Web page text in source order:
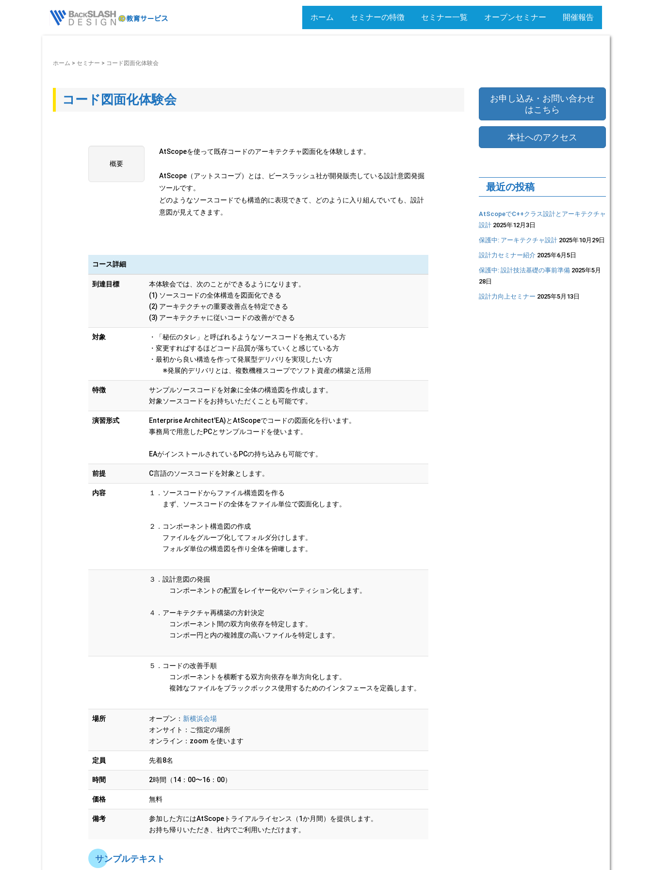
ホーム セミナーの特徴 セミナー一覧 オープンセミナー 開催報告
ホーム > セミナー > コード図面化体験会
コード図面化体験会
概要
AtScopeを使って既存コードのアーキテクチャ図面化を体験します。
AtScope（アットスコープ）とは、ビースラッシュ社が開発販売している設計意図発掘
ツールです。
どのようなソースコードでも構造的に表現できて、どのように入り組んでいても、設計
意図が見えてきます。
コース詳細
到達目標
本体験会では、次のことができるようになります。
(1) ソースコードの全体構造を図面化できる
(2) アーキテクチャの重要改善点を特定できる
(3) アーキテクチャに従いコードの改善ができる
対象
・「秘伝のタレ」と呼ばれるようなソースコードを抱えている方
・変更すればするほどコード品質が落ちていくと感じている方
・最初から良い構造を作って発展型デリバリを実現したい方
※発展的デリバリとは、複数機種スコープでソフト資産の構築と活用
特徴
サンプルソースコードを対象に全体の構造図を作成します。
対象ソースコードをお持ちいただくことも可能です。
演習形式
Enterprise Architect'EA)とAtScopeでコードの図面化を行います。
事務局で用意したPCとサンプルコードを使います。
EAがインストールされているPCの持ち込みも可能です。
前提 C言語のソースコードを対象とします。
内容
１．ソースコードからファイル構造図を作る
まず、ソースコードの全体をファイル単位で図面化します。
２．コンポーネント構造図の作成
ファイルをグループ化してフォルダ分けします。
フォルダ単位の構造図を作り全体を俯瞰します。
３．設計意図の発掘
コンポーネントの配置をレイヤー化やパーティション化します。
４．アーキテクチャ再構築の方針決定
コンポーネント間の双方向依存を特定します。
コンポー円と内の複雑度の高いファイルを特定します。
５．コードの改善手順
コンポーネントを横断する双方向依存を単方向化します。
複雑なファイルをブラックボックス使用するためのインタフェースを定義します。
場所 オープン： 新横浜会場
オンサイト：ご指定の場所
オンライン：zoom を使います
定員 先着8名
時間 2時間（14：00〜16：00）
価格 無料
備考
参加した方にはAtScopeトライアルライセンス（1か月間）を提供します。
お持ち帰りいただき、社内でご利用いただけます。
サンプルテキスト
お申し込み ・ お問い合わせ
はこちら
本社へのアクセス
最近の投稿
AtScopeでC++クラス設計とアーキテクチャ
設計 2025年12月3日
保護中: アーキテクチャ設計 2025年10月29日
設計力セミナー紹介 2025年6月5日
保護中: 設計技法基礎の事前準備 2025年5月
28日
設計力向上セミナー 2025年5月13日